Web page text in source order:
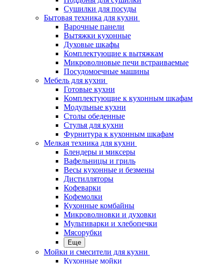
Сушилки для посуды
Бытовая техника для кухни
Варочные панели
Вытяжки кухонные
Духовые шкафы
Комплектующие к вытяжкам
Микроволновые печи встраиваемые
Посудомоечные машины
Мебель для кухни
Готовые кухни
Комплектующие к кухонным шкафам
Модульные кухни
Столы обеденные
Стулья для кухни
Фурнитура к кухонным шкафам
Мелкая техника для кухни
Блендеры и миксеры
Вафельницы и гриль
Весы кухонные и безмены
Дистилляторы
Кофеварки
Кофемолки
Кухонные комбайны
Микроволновки и духовки
Мультиварки и хлебопечки
Мясорубки
Еще
Мойки и смесители для кухни
Кухонные мойки